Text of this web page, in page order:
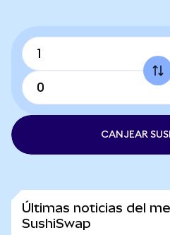
CANJEAR
Últimas noticias del
SushiSwap